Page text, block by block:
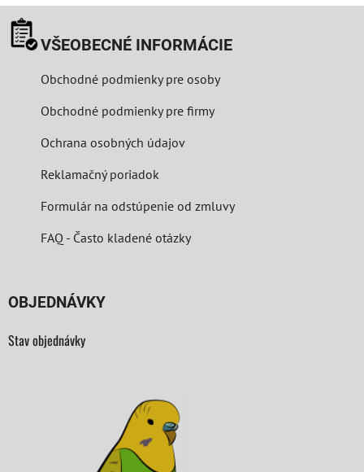
VŠEOBECNÉ INFORMÁCIE
Obchodné podmienky pre osoby
Obchodné podmienky pre firmy
Ochrana osobných údajov
Reklamačný poriadok
Formulár na odstúpenie od zmluvy
FAQ - Často kladené otázky
OBJEDNÁVKY
Stav objednávky